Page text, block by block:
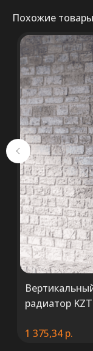
Похожие товары
радиатор
1 375,34 р.
+375
ООО
Минск пр-т
692071529, р/с
5000 2027 0000,
код ALFABY2X,